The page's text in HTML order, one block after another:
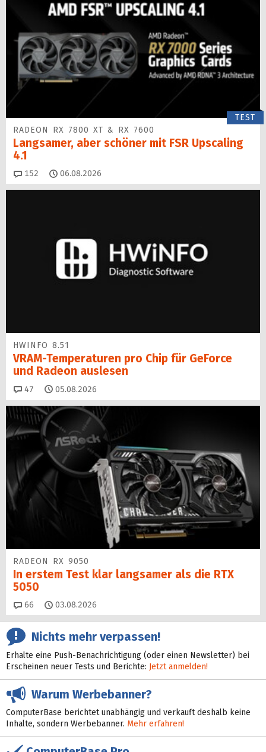
TEST
RADEON RX 7800 XT & RX 7600
Langsamer, aber schöner mit FSR Upscaling
4.1
152 Kommentare
06.08.2026
HWINFO 8.51
VRAM-Temperaturen pro Chip für GeForce
und Radeon auslesen
47 Kommentare
05.08.2026
RADEON RX 9050
In erstem Test klar langsamer als die RTX
5050
66 Kommentare
03.08.2026
Nichts mehr verpassen!
Erhalte eine Push-Benachrichtigung (oder einen Newsletter) bei
Erscheinen neuer Tests und Berichte: Jetzt anmelden!
Warum Werbebanner?
ComputerBase berichtet unabhängig und verkauft deshalb keine
Inhalte, sondern Werbebanner. Mehr erfahren!